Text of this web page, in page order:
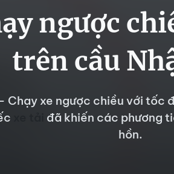
ngược
trên cầu
Chạy xe ngược chiều với tốc
đã khiến các phương
hồn.